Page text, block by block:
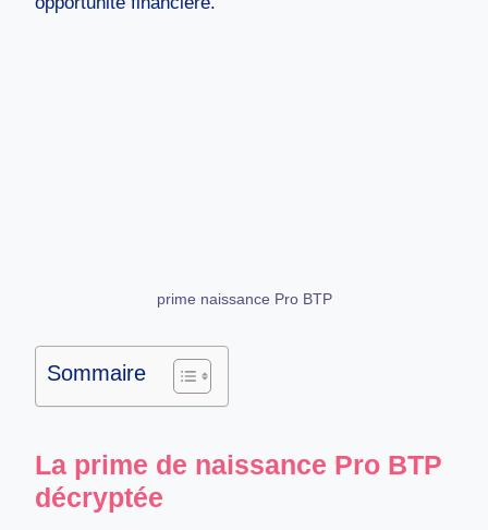
prime naissance Pro BTP
Sommaire
La prime de naissance Pro BTP
décryptée